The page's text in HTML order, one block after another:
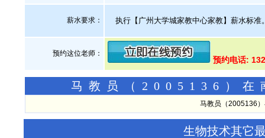
薪水要求： 执行【广州大学城家教中心家教】薪水标准
预约这位老师：
预约电话:
马教员（2005136）在
马教员（2005136
生物技术其它